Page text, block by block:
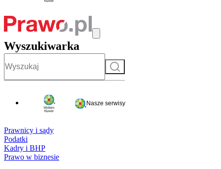
Wyszukiwarka
Szukaj
Nasze serwisy
Prawnicy i sądy
Podatki
Kadry i BHP
Prawo w biznesie